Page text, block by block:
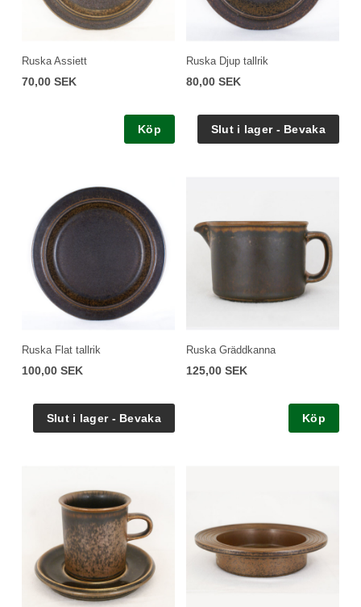
Ruska Assiett
70,00 SEK
Köp
Ruska Djup tallrik
80,00 SEK
Ruska Flat tallrik
100,00 SEK
Ruska Gräddkanna
125,00 SEK
Köp